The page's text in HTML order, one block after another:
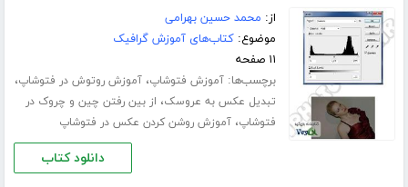
از: محمد حسین بهرامی
موضوع:کتاب‌های آموزش گرافیک
۱۱ صفحه
برچسب‌ها:آموزش فتوشاپ،آموزش روتوش در فتوشاپ،
تبدیل عکس به عروسک، از بین رفتن چین و چروک در
فتوشاپ،آموزش روشن کردن عکس در فتوشاپ
دانلود کتاب